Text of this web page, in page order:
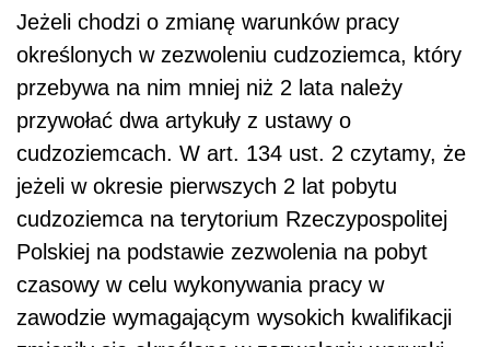
Jeżeli chodzi o zmianę warunków pracy
określonych w zezwoleniu cudzoziemca, który
przebywa na nim mniej niż 2 lata należy
przywołać dwa artykuły z ustawy o
cudzoziemcach. W art. 134 ust. 2 czytamy, że
jeżeli w okresie pierwszych 2 lat pobytu
cudzoziemca na terytorium Rzeczypospolitej
Polskiej na podstawie zezwolenia na pobyt
czasowy w celu wykonywania pracy w
zawodzie wymagającym wysokich kwalifikacji